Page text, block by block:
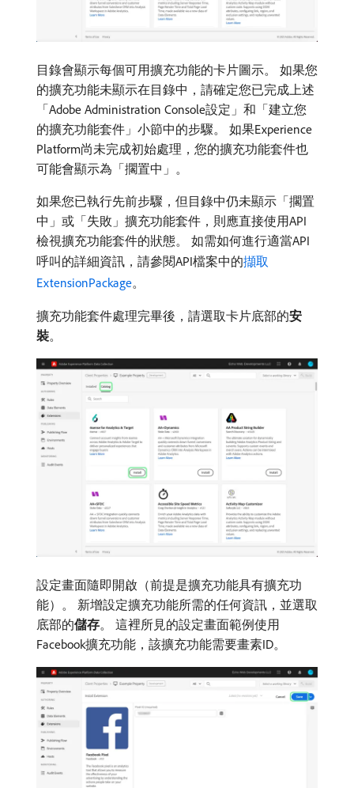
目錄會顯示每個可用擴充功能的卡片圖示。 如果您
的擴充功能未顯示在目錄中，請確定您已完成上述
「Adobe Administration Console設定」和「建立您
的擴充功能套件」小節中的步驟。 如果Experience
Platform尚未完成初始處理，您的擴充功能套件也
可能會顯示為「擱置中」。
如果您已執行先前步驟，但目錄中仍未顯示「擱置
中」或「失敗」擴充功能套件，則應直接使用API
檢視擴充功能套件的狀態。 如需如何進行適當API
呼叫的詳細資訊，請參閱API檔案中的擷取
ExtensionPackage。
擴充功能套件處理完畢後，請選取卡片底部的​安
裝。
設定畫面隨即開啟（前提是擴充功能具有擴充功
能）。 新增設定擴充功能所需的任何資訊，並選取
底部的​儲存。 這裡所見的設定畫面範例使用
Facebook擴充功能，該擴充功能需要畫素ID。